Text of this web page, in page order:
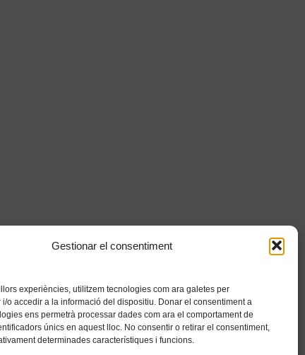
Gestionar el consentiment
experiències, utilitzem tecnologies com ara galetes per
i/o accedir a la informació del dispositiu. Donar el consentiment a
ens permetrà processar dades com ara el comportament de
únics en aquest lloc. No consentir o retirar el consentiment,
determinades característiques i funcions.